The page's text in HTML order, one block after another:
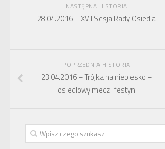
NASTĘPNA HISTORIA
28.04.2016 – XVII Sesja Rady Osiedla
POPRZEDNIA HISTORIA
23.04.2016 – Trójka na niebiesko –
osiedlowy mecz i festyn